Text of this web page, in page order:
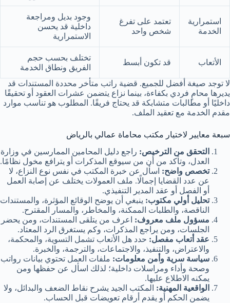
استمرارية
الخدمة
تعتمد على تفرغ
شخص واحد
وجود بديل ومراجعة
داخلية قد يحسن
الاستمرارية
الأتعاب قد تكون أبسط
تختلف بحسب حجم
الفريق ونطاق الخدمة
لا توجد صيغة أفضل للجميع. قضية راتب متأخر محددة المستندات قد
يديرها محامٍ فردي بكفاءة، بينما نزاع يتضمن عشرات العقود أو تحقيقًا
داخليًا أو مطالبات متشابكة قد يحتاج فريقًا. المطلوب هو تناسب موارد
مقدم الخدمة مع تعقيد الملف.
سبعة معايير لاختيار مكتب محاماة عمالي بالرياض
التحقق من الترخيص: راجع دليل المحامين الممارسين في وزارة
العدل، وتأكد من أن من سيوقع المذكرات أو يترافع مخول نظامًا.
تخصص واضح: اسأل عن خبرة المكتب في نفس نوع النزاع، لا
عن عدد القضايا إجمالًا. ملف العمولات يختلف عن إصابة العمل
أو الفصل أو عقد المدير التنفيذي.
تحليل أولي مكتوب: ينبغي أن يوضح الوقائع المؤثرة، والمستندات
الناقصة، والطلبات الممكنة، والمخاطر، والمسار المقترح.
مسؤول ملف معروف: اعرف من يتلقى المستندات، ومن يحضر
الجلسات، ومن يراجع المذكرات، وكم يستغرق الرد المعتاد.
عقد أتعاب مفصل: حدد هل الأتعاب تشمل التسوية، والمحكمة،
والاعتراض، والتنفيذ، والاجتماعات، والترجمة، والخبرة.
سياسة سرية وأمن معلومات: ملفات العمل تحتوي بيانات رواتب
وصحة وأداء ومراسلات داخلية؛ لذلك اسأل عن حفظها ومن
يمكنه الاطلاع عليها.
الواقعية المهنية: المكتب الجيد يشرح نقاط الضعف والبدائل، ولا
يضمن الحكم أو يقدم أرقام تعويضات قبل الحساب.